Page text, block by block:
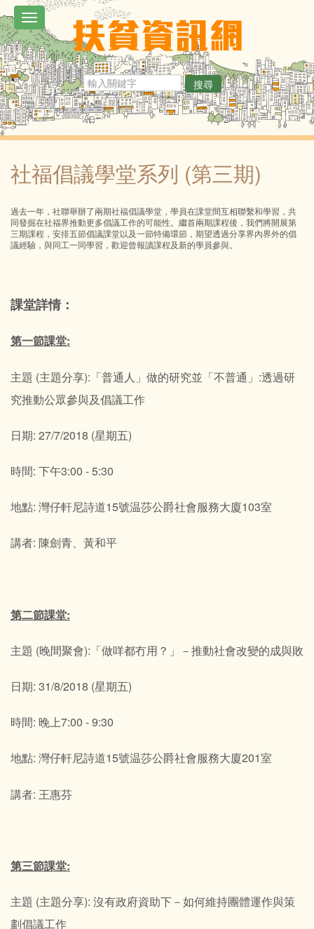
移
至
主
內
容
Toggle
navigation
搜尋
社福倡議學堂系列 (第三期)
過去一年，社聯舉辦了兩期社福倡議學堂，學員在課堂間互相聯繫和學習，共
同發掘在社福界推動更多倡議工作的可能性。繼首兩期課程後，我們將開展第
三期課程，安排五節倡議課堂以及一節特備環節，期望透過分享界內界外的倡
議經驗，與同工一同學習，歡迎曾報讀課程及新的學員參與。
課堂詳情：
第一節課堂:
主題 (主題分享):「普通人」做的研究並「不普通」:透過研
究推動公眾參與及倡議工作
日期: 27/7/2018 (星期五)
時間: 下午3:00 - 5:30
地點: 灣仔軒尼詩道15號温莎公爵社會服務大廈103室
講者: 陳劍青、黃和平
第二節課堂:
主題 (晚間聚會):「做咩都冇用？」－推動社會改變的成與敗
日期: 31/8/2018 (星期五)
時間: 晚上7:00 - 9:30
地點: 灣仔軒尼詩道15號温莎公爵社會服務大廈201室
講者: 王惠芬
第三節課堂:
主題 (主題分享): 沒有政府資助下－如何維持團體運作與策
劃倡議工作